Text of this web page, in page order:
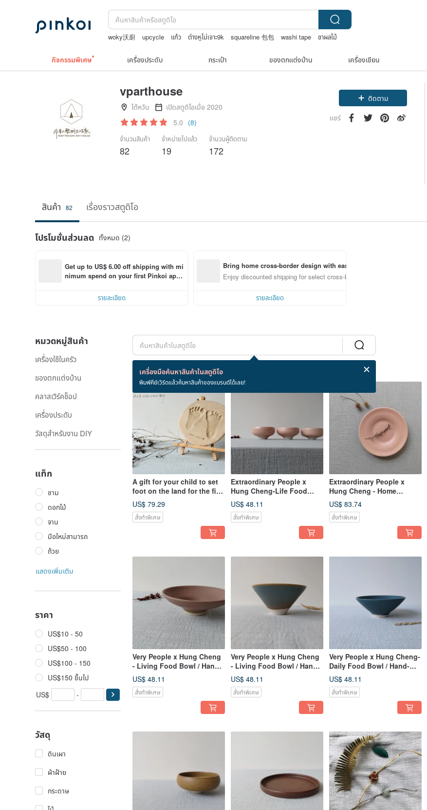
woky沃廚 upcycle แก้ว ต่างหูไม่เจาะ9k squareline 包包 washi tape
ชาผลไม้
กิจกรรมพิเศษ เครื่องประดับ กระเป๋า ของตกแต่งบ้าน เครื่องเขียน
vparthouse
ไต้หวัน
เปิดสตูดิโอเมื่อ 2020
5.0 (8)
จำนวนสินค้า
82
จำหน่ายไปแล้ว
19
จำนวนผู้ติดตาม
172
ติดตาม
แชร์
สินค้า 82 เรื่องราวสตูดิโอ
โปรโมชั่นส่วนลด ทั้งหมด (2)
Get up to US$ 6.00 off shipping with mi
nimum spend on your first Pinkoi app
รายละเอียด
Bring home cross-border design with ease
Enjoy discounted shipping for select cross-border items
รายละเอียด
หมวดหมู่สินค้า
เครื่องใช้ในครัว
ของตกแต่งบ้าน
คลาสเวิร์คช็อป
เครื่องประดับ
วัสดุสำหรับงาน DIY
แท็ก
ชาม
ดอกไม้
จาน
มือใหม่สามารถ
ถ้วย
แสดงเพิ่มเติม
ราคา
US$10 - 50
US$50 - 100
US$100 - 150
US$150 ขึ้นไป
US$
-
วัสดุ
ดินเผา
ผ้าฝ้าย
กระดาษ
เครื่องมือค้นหาสินค้าในสตูดิโอ
พิมพ์คีย์เวิร์ดแล้วค้นหาสินค้าของแบรนด์ได้เลย!
สินค้า 82 ชิ้น
A gift for your child to set
foot on the land for the first
time - including baking
US$ 79.29
สั่งทำพิเศษ
Extraordinary People x
Hung Cheng-Life Food
Bowl/Broken Porcelain
Bowl
US$ 48.11
สั่งทำพิเศษ
Extraordinary People x
Hung Cheng - Home
Furnishings / Hand Pulled
Broken Porcelain Plate
US$ 83.74
สั่งทำพิเศษ
Very People x Hung Cheng
- Living Food Bowl / Hand
Pulled Broken Porcelain
Bowl
US$ 48.11
สั่งทำพิเศษ
Very People x Hung Cheng
- Living Food Bowl / Hand
Pulled Broken Porcelain
Bowl
US$ 48.11
สั่งทำพิเศษ
Very People x Hung Cheng-
Daily Food Bowl / Hand-
drawn Broken Porcelain
Bowl
US$ 48.11
สั่งทำพิเศษ